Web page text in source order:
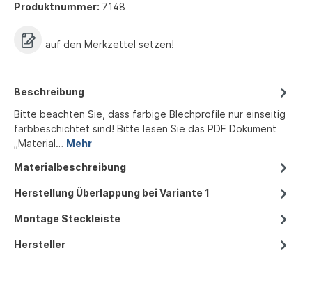
Produktnummer: 7148
auf den Merkzettel setzen!
Beschreibung
Bitte beachten Sie, dass farbige Blechprofile nur einseitig
farbbeschichtet sind! Bitte lesen Sie das PDF Dokument
„Material… Mehr
Materialbeschreibung
Herstellung Überlappung bei Variante 1
Montage Steckleiste
Hersteller